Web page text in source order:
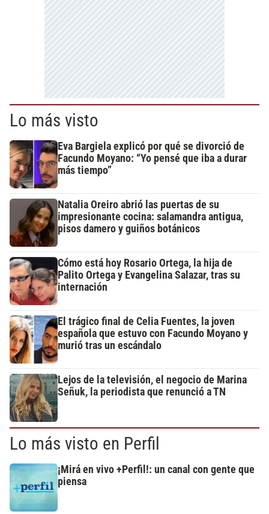
Lo más visto
Eva Bargiela explicó por qué se divorció de
Facundo Moyano: “Yo pensé que iba a durar
más tiempo”
Natalia Oreiro abrió las puertas de su
impresionante cocina: salamandra antigua,
pisos damero y guiños botánicos
Cómo está hoy Rosario Ortega, la hija de
Palito Ortega y Evangelina Salazar, tras su
internación
El trágico final de Celia Fuentes, la joven
española que estuvo con Facundo Moyano y
murió tras un escándalo
Lejos de la televisión, el negocio de Marina
Señuk, la periodista que renunció a TN
Lo más visto en Perfil
¡Mirá en vivo +Perfil!: un canal con gente que
piensa